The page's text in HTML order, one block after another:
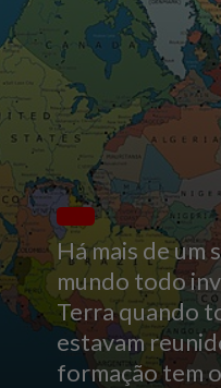
Há mais de um
mundo todo
Terra quando
estavam
formação tem